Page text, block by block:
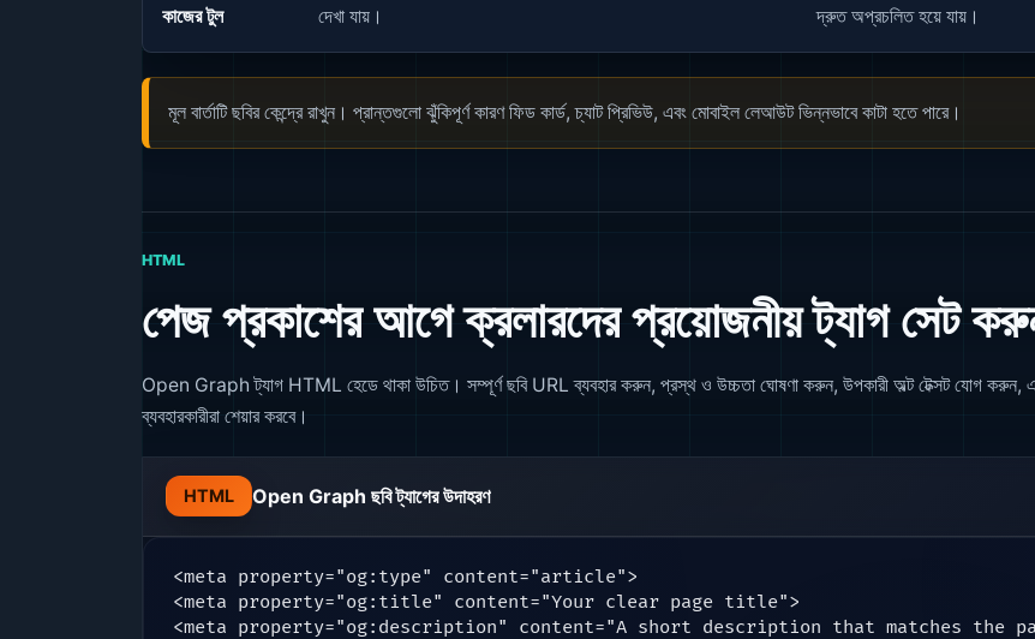
কাজের টুল
দেখা যায়।
দ্রুত অপ্রচলিত হয়ে যায়।
মূল বার্তাটি ছবির কেন্দ্রে রাখুন। প্রান্তগুলো ঝুঁকিপূর্ণ কারণ ফিড কার্ড, চ্যাট প্রিভিউ, এবং মোবাইল লেআউট ভিন্নভাবে কাটা হতে পারে।
HTML
পেজ প্রকাশের আগে ক্রলারদের প্রয়োজনীয় ট্যাগ সেট
Open Graph ট্যাগ HTML হেডে থাকা উচিত। সম্পূর্ণ ছবি URL ব্যবহার করুন, প্রস্থ ও উচ্চতা ঘোষণা করুন, উপকারী অল্ট টেক্সট যোগ করুন,
ব্যবহারকারীরা শেয়ার করবে।
HTML Open Graph ছবি ট্যাগের উদাহরণ
<meta property="og:type" content="article">
<meta property="og:title" content="Your clear page title">
<meta property="og:description" content="A short description that matches the